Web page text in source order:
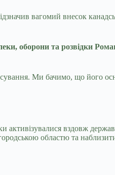
вагомий внесок
оборони та розвідки
Ми бачимо, що його
активізувалися вздовж
областю та